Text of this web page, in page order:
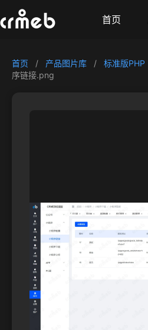
首页
首页 / 产品图片库 / 标准版PHP
序链接.png